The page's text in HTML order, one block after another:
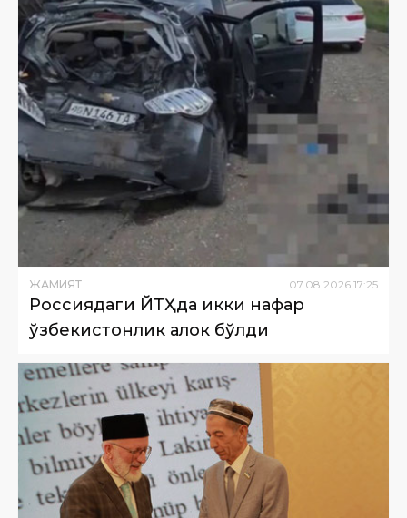
ЖАМИЯТ 07 08 2026 17:25
Россиядаги ЙТҲда икки нафар
ўзбекистонлик ҳалок бўлди